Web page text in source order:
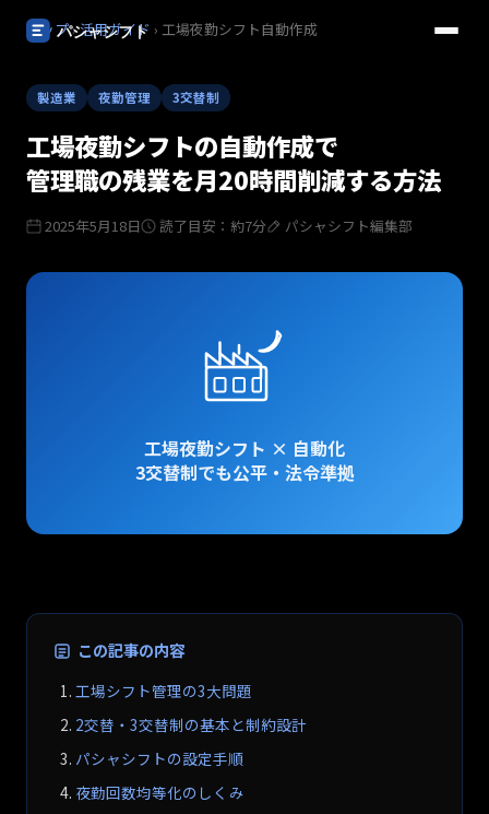
トップ›活用ガイド › 工場夜勤シフト自動作成
製造業 夜勤管理 3交替制
工場夜勤シフトの自動作成で
管理職の残業を月20時間削減する方法
2025年5月18日 読了目安：約7分 パシャシフト編集部
工場夜勤シフト × 自動化
3交替制でも公平・法令準拠
この記事の内容
工場シフト管理の3大問題
2交替・3交替制の基本と制約設計
パシャシフトの設定手順
夜勤回数均等化のしくみ